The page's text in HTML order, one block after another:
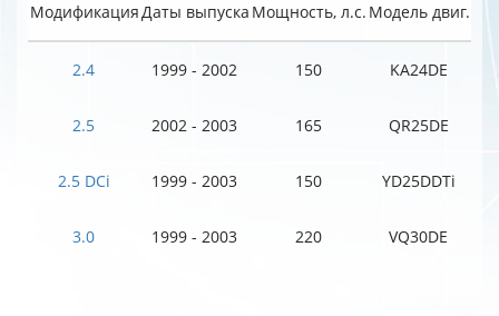
МодификацияДаты выпуска Мощность, л.с. Модель двиг.
2.4 1999 - 2002 150 KA24DE
2.5 2002 - 2003 165 QR25DE
2.5 DCi 1999 - 2003 150 YD25DDTi
3.0 1999 - 2003 220 VQ30DE